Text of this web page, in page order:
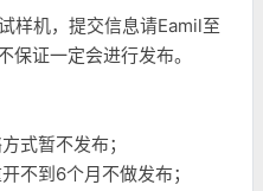
样机，提交信息请Eamil至
保证一定会进行发布。
式暂不发布；
不到6个月不做发布；